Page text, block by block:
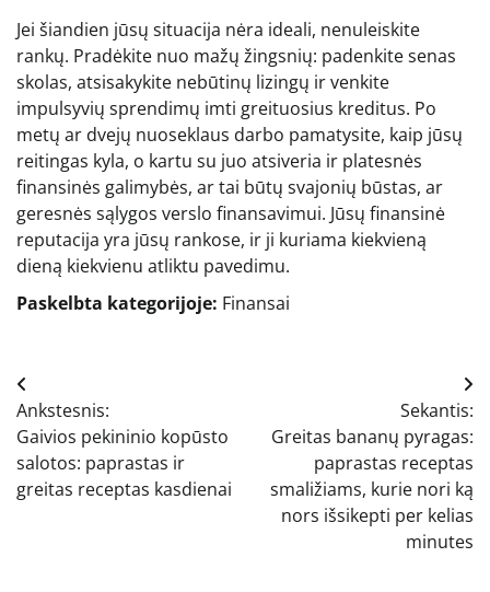
Jei šiandien jūsų situacija nėra ideali, nenuleiskite
rankų. Pradėkite nuo mažų žingsnių: padenkite senas
skolas, atsisakykite nebūtinų lizingų ir venkite
impulsyvių sprendimų imti greituosius kreditus. Po
metų ar dvejų nuoseklaus darbo pamatysite, kaip jūsų
reitingas kyla, o kartu su juo atsiveria ir platesnės
finansinės galimybės, ar tai būtų svajonių būstas, ar
geresnės sąlygos verslo finansavimui. Jūsų finansinė
reputacija yra jūsų rankose, ir ji kuriama kiekvieną
dieną kiekvienu atliktu pavedimu.
Paskelbta kategorijoje: Finansai
Navigacija
tarp
įrašų
Ankstesnis:
Gaivios pekininio kopūsto
salotos: paprastas ir
greitas receptas kasdienai
Sekantis:
Greitas bananų pyragas:
paprastas receptas
smaližiams, kurie nori ką
nors išsikepti per kelias
minutes